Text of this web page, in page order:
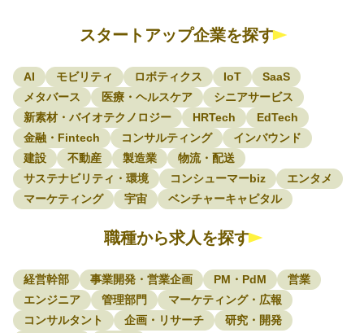
スタートアップ企業を探す
AI モビリティ ロボティクス IoT
SaaS
メタバース
医療・ヘルスケア
シニアサービス
新素材・バイオテクノロジー
HRTech
EdTech
金融・Fintech
コンサルティング
インバウンド
建設
不動産 製造業
物流・配送
サステナビリティ・環境
コンシューマーbiz
エンタメ
マーケティング
宇宙 ベンチャーキャピタル
職種から求人を探す
経営幹部 事業開発・営業企画 PM・PdM
営業
エンジニア
管理部門
マーケティング・広報
コンサルタント
企画・リサーチ
研究・開発